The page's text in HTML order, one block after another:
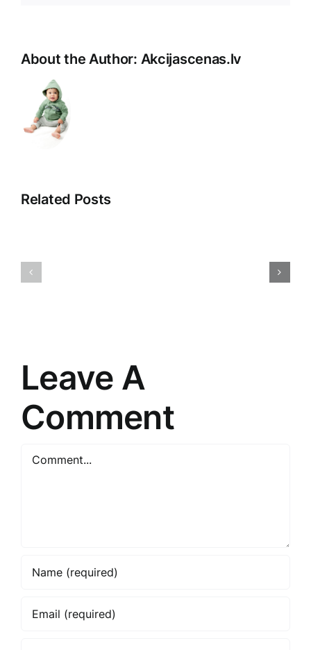
About the Author: Akcijascenas.lv
Related Posts
2025:
Nākotnes
Leave A
Comment
Comment